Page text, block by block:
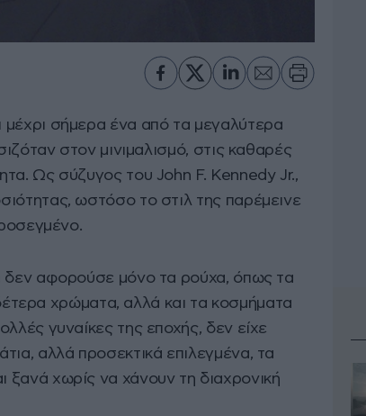
σήμερα ένα από τα μεγαλύτερα
στον μινιμαλισμό, στις καθαρές
Ως σύζυγος του John F. Kennedy Jr.,
ωστόσο το στιλ της παρέμεινε
δεν αφορούσε μόνο τα ρούχα, όπως τα
χρώματα, αλλά και τα κοσμήματα
γυναίκες της εποχής, δεν είχε
αλλά προσεκτικά επιλεγμένα, τα
χωρίς να χάνουν τη διαχρονική